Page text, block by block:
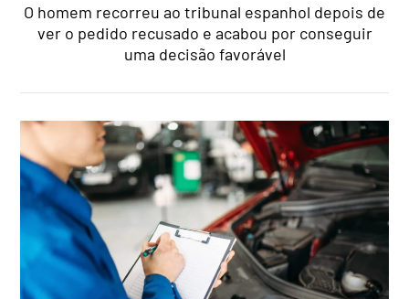
O homem recorreu ao tribunal espanhol depois de
ver o pedido recusado e acabou por conseguir
uma decisão favorável